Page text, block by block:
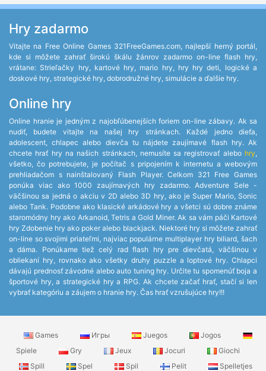
Hry zadarmo
Vitajte na Free Online Games 321FreeGames.com, najlepší herný portál,
kde si môžete zahrať širokú škálu žánrov zadarmo on-line flash hry,
vrátane: Strieľačky hry, kartové hry, mario hry, hry hry deti, logické a
doskové hry, strategické hry, dobrodružné hry, simulácie a ďalšie hry.
Online hry
Online hranie je jedným z najobľúbenejších foriem on-line zábavy. Ak sa
nudiť, budete vitajte na našej hry stránkach. Každé jedno dieťa,
adolescent, chlapec alebo dievča tu nájdete zaujímavé flash hry. Ak
chcete hrať hry na našich stránkach, nemusíte sa registrovať alebo hry
všetko, čo potrebujete, je počítač s pripojením k internetu a webovým
prehliadačom s nainštalovaný Flash Player. Celkom 321 Free Games
ponúka viac ako 1000 zaujímavých hry zadarmo. Adventure Sele -
väčšinou sa jedná o akciu v 2D alebo 3D hry, ako je Super Mario, Sonic
alebo Tank. Podobne ako klasické arkádové hry a všetci sú dobre známe
staromódny hry ako Arkanoid, Tetris a Gold Miner. Ak sa vám páči Kartové
hry Zdobenie hry ako poker alebo blackjack. Niektoré hry si môžete zahrať
on-line so svojimi priateľmi, najviac populárne multiplayer hry biliard, šach
a dáma. Ponúkame tiež celý rad flash hry pre dievčatá, väčšinou v
obliekaní hry, rovnako ako všetky druhy puzzle a loptové hry. Chlapci
dávajú prednosť závodné alebo auto tuning hry. Určite tu spomenúť boja a
športové hry, a strategické hry a RPG. Ak chcete začať hrať, stačí si len
vybrať kategóriu a záujem o hranie hry. Čas hrať vzrušujúce hry!!!
Games Игры Juegos
Jogos
Spiele
Gry Jeux Jocuri
Giochi
Spill
Spel Spil Pelit
Spelletjes